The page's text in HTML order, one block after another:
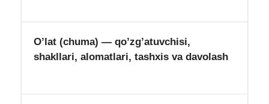
O’lat (chuma) — qo’zg’atuvchisi,
shakllari, alomatlari, tashxis va davolash